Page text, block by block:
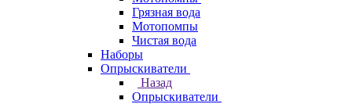
Грязная вода
Мотопомпы
Чистая вода
Наборы
Опрыскиватели
Назад
Опрыскиватели